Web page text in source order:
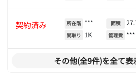
契約済み 所在階 ***
間取り 1K
面積
管理費 ***
その他(全9件)を全て表